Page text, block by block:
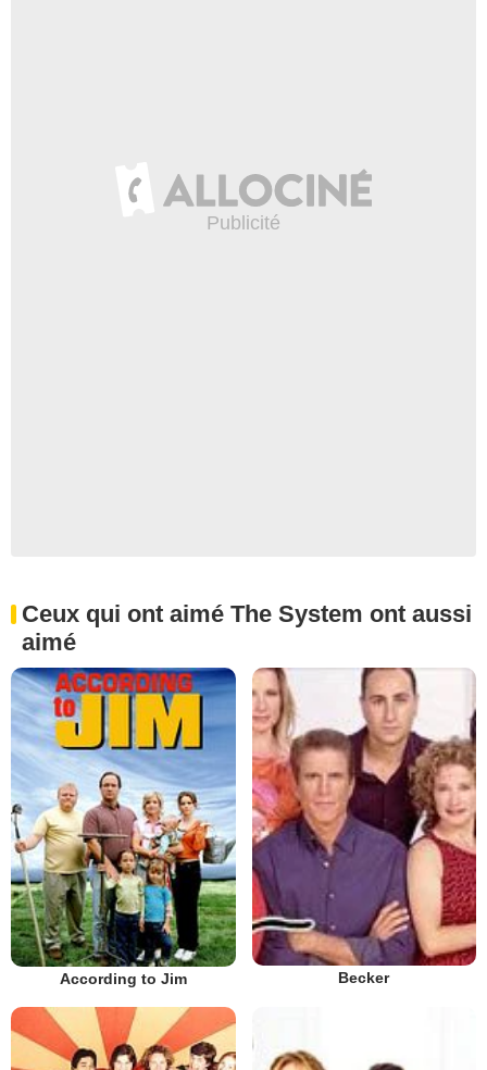
Ceux qui ont aimé The System ont aussi
aimé
According to Jim Becker